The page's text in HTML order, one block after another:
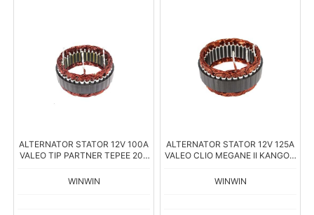
ALTERNATOR STATOR 12V 100A
VALEO TIP PARTNER TEPEE 206
DIŞ:119 İÇ:99 K.24
WINWIN
ALTERNATOR STATOR 12V 125A
VALEO CLIO MEGANE II KANGOO
DIŞ:126 İÇ:106 K.30
WINWIN